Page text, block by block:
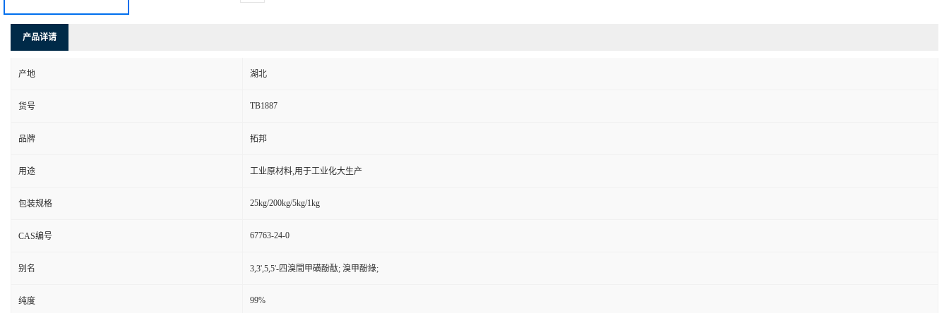
产品详请
产地 湖北
货号 TB1887
品牌 拓邦
用途 工业原材料,用于工业化大生产
包装规格 25kg/200kg/5kg/1kg
CAS编号 67763-24-0
别名 3,3',5,5'-四溴間甲磺酚酞; 溴甲酚綠;
纯度 99%